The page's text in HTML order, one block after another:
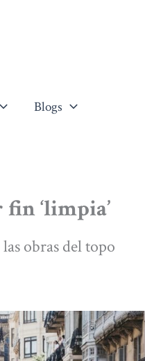
Blogs
‘limpia’
obras del topo